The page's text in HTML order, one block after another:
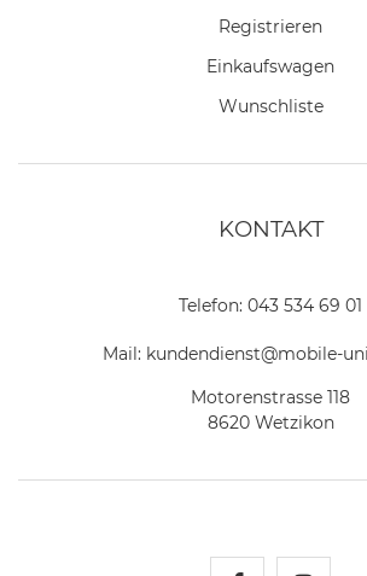
Registrieren
Einkaufswagen
Wunschliste
KONTAKT
Telefon: 043 534 69 01
Mail: kundendienst@mobile-
Motorenstrasse 118
8620 Wetzikon